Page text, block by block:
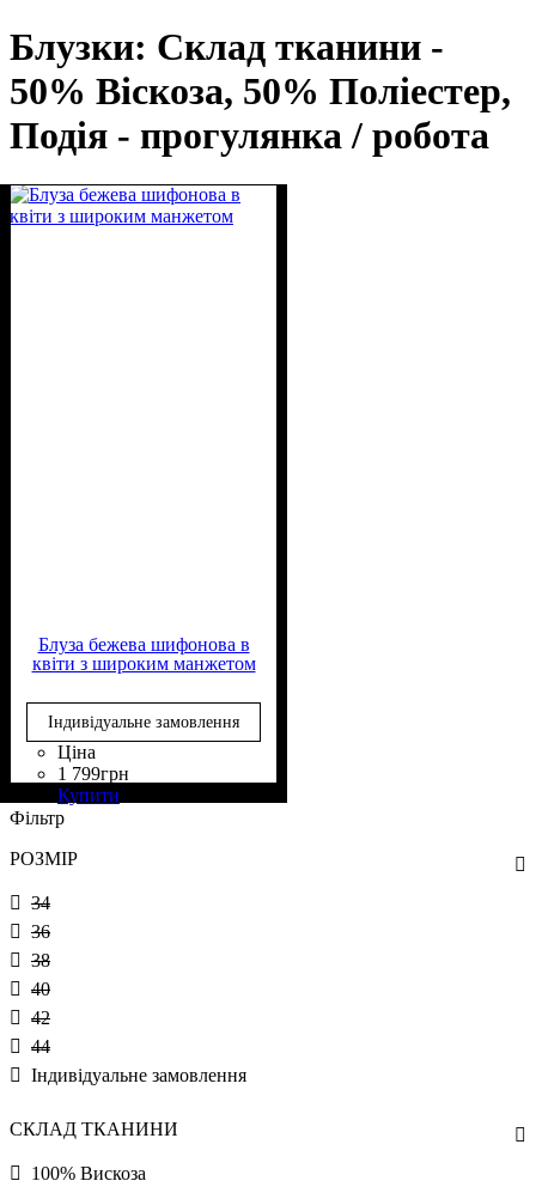
Блузки: Склад тканини -
50% Віскоза, 50% Поліестер,
Подія - прогулянка / робота
Блуза бежева шифонова в
квіти з широким манжетом
Індивідуальне замовлення
Ціна
1 799грн
Купити
Склад тканини
Віскоза, 50% Поліестер
Крій: прямий, вільний
Довжина: класична
Довжина рукава
Стиль: casual
Фільтр
РОЗМІР
34
36
38
40
42
44
Індивідуальне замовлення
СКЛАД ТКАНИНИ
100% Вискоза